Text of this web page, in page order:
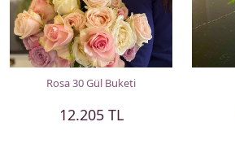
Rosa 30 Gül Buketi
12.205 TL